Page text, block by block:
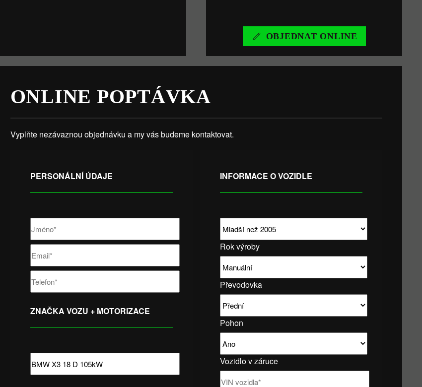
OBJEDNAT ONLINE
ONLINE POPTÁVKA
Vyplňte nezávaznou objednávku a my vás budeme kontaktovat.
PERSONÁLNÍ ÚDAJE
ZNAČKA VOZU + MOTORIZACE
INFORMACE O VOZIDLE
Rok výroby
Převodovka
Pohon
Vozidlo v záruce